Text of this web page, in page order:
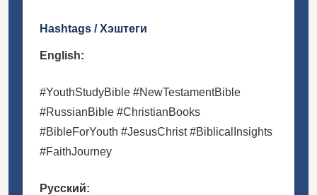
Hashtags / Хэштеги
English:
#YouthStudyBible #NewTestamentBible
#RussianBible #ChristianBooks
#BibleForYouth #JesusChrist #BiblicalInsights
#FaithJourney
Русский: